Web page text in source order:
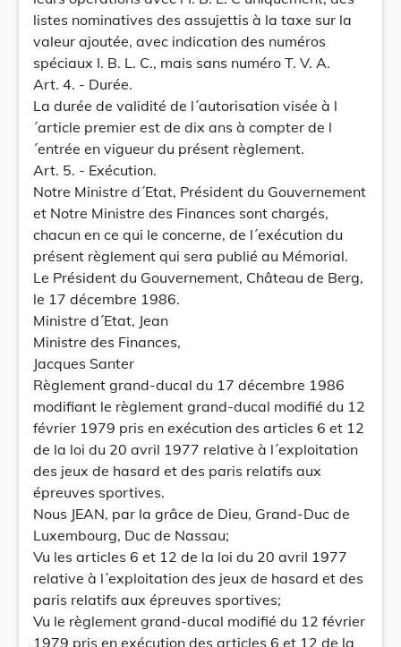
listes nominatives des assujettis à la taxe sur la
valeur ajoutée, avec indication des numéros
spéciaux I. B. L. C., mais sans numéro T. V. A.
Art. 4. - Durée.
La durée de validité de l´autorisation visée à l
´article premier est de dix ans à compter de l
´entrée en vigueur du présent règlement.
Art. 5. - Exécution.
Notre Ministre d´Etat, Président du Gouvernement
et Notre Ministre des Finances sont chargés,
chacun en ce qui le concerne, de l´exécution du
présent règlement qui sera publié au Mémorial.
Le Président du Gouvernement, Château de Berg,
le 17 décembre 1986.
Ministre d´Etat, Jean
Ministre des Finances,
Jacques Santer
Règlement grand-ducal du 17 décembre 1986
modifiant le règlement grand-ducal modifié du 12
février 1979 pris en exécution des articles 6 et 12
de la loi du 20 avril 1977 relative à l´exploitation
des jeux de hasard et des paris relatifs aux
épreuves sportives.
Nous JEAN, par la grâce de Dieu, Grand-Duc de
Luxembourg, Duc de Nassau;
Vu les articles 6 et 12 de la loi du 20 avril 1977
relative à l´exploitation des jeux de hasard et des
paris relatifs aux épreuves sportives;
Vu le règlement grand-ducal modifié du 12 février
1979 pris en exécution des articles 6 et 12 de la